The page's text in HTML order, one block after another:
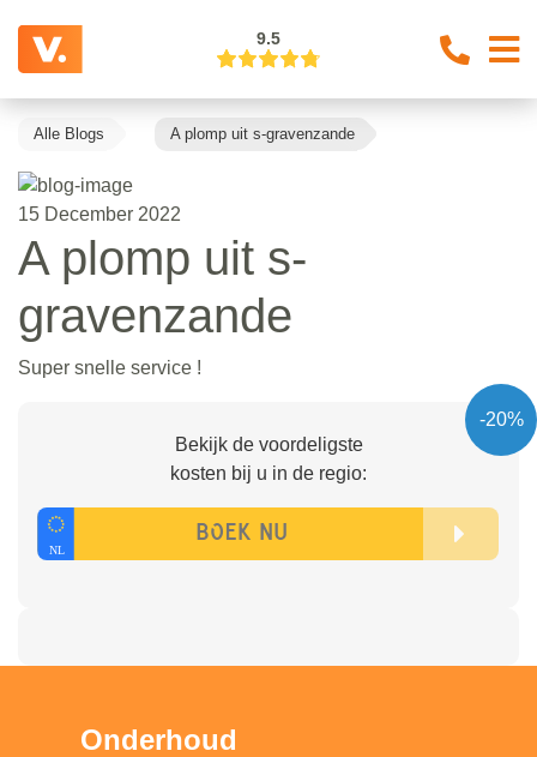
9.5
Alle Blogs A plomp uit s-gravenzande
15 December 2022
A plomp uit s-
gravenzande
Super snelle service !
-20%
Bekijk de voordeligste
kosten bij u in de regio:
Onderhoud